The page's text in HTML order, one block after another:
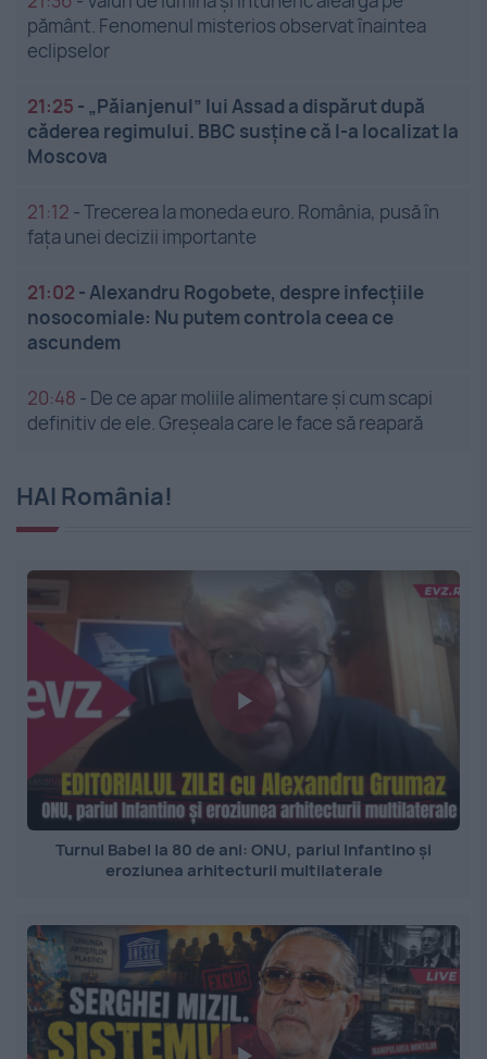
pământ. Fenomenul misterios observat înaintea
eclipselor
21:25 - „Păianjenul” lui Assad a dispărut după
căderea regimului. BBC susține că l-a localizat la
Moscova
21:12 -Trecerea la moneda euro. România, pusă în
fața unei decizii importante
21:02 -Alexandru Rogobete, despre infecțiile
nosocomiale: Nu putem controla ceea ce
ascundem
20:48 - De ce apar moliile alimentare și cum scapi
definitiv de ele. Greșeala care le face să reapară
HAI România!
Turnul Babel la 80 de ani: ONU, pariul Infantino și
eroziunea arhitecturii multilaterale